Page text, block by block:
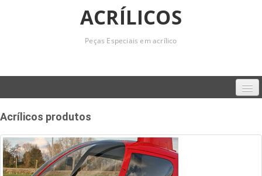
ACRÍLICOS
Peças Especiais em acrílico
Produtos
Acrílicos produtos